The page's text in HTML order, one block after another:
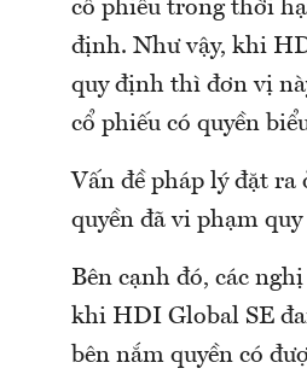
cổ phiếu trong thời
định. Như vậy, khi
quy định thì đơn vị
cổ phiếu có quyền
Vấn đề pháp lý đặt
quyền đã vi phạm
Bên cạnh đó, các
khi HDI Global SE
bên nắm quyền có